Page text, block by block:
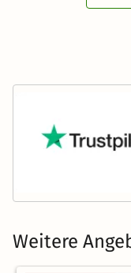
Weitere